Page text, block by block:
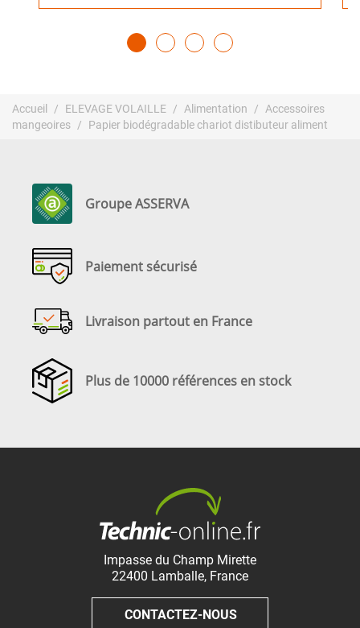
Accueil ELEVAGE VOLAILLE Alimentation
Accessoires
mangeoires
Papier biodégradable chariot distibuteur aliment
Groupe ASSERVA
Paiement sécurisé
Livraison partout en France
Plus de 10000 références en stock
Impasse du Champ Mirette
22400 Lamballe, France
CONTACTEZ-NOUS